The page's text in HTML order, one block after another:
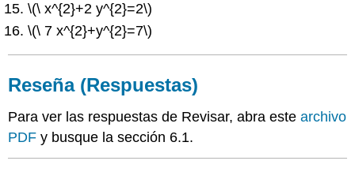
\(\ x^{2}+2 y^{2}=2\)
\(\ 7 x^{2}+y^{2}=7\)
Reseña (Respuestas)
Para ver las respuestas de Revisar, abra estearchivo
PDF y busque la sección 6.1.